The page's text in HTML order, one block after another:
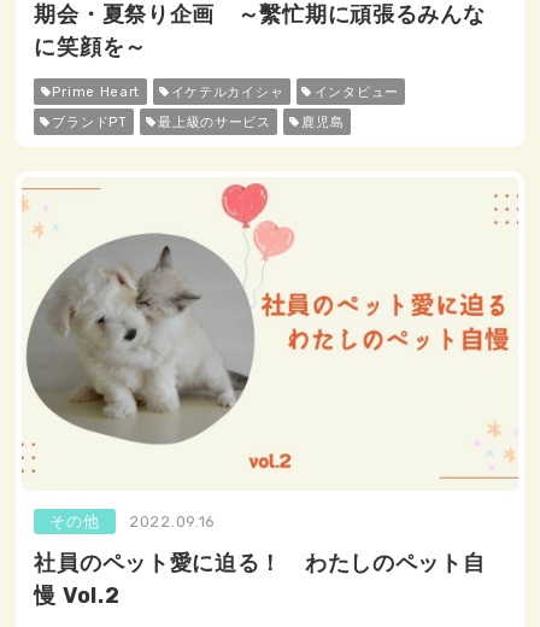
期会・夏祭り企画 ～繫忙期に頑張るみんな
に笑顔を～
Prime Heart イケテルカイシャ
インタビュー
ブランドPT
最上級のサービス 鹿児島
その他 2022.09.16
社員のペット愛に迫る！ わたしのペット自
慢 Vol.2